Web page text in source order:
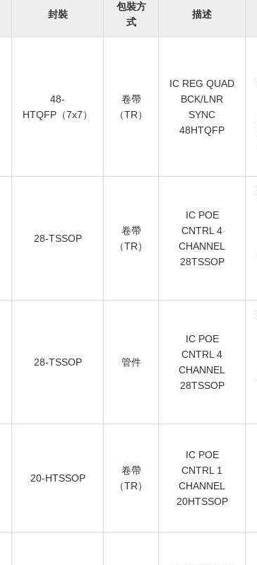
封裝
包裝方
式
描述
48-
HTQFP（7x7）
卷帶
（TR）
IC REG QUAD
BCK/LNR
SYNC
48HTQFP
28-TSSOP
卷帶
（TR）
IC POE
CNTRL 4
CHANNEL
28TSSOP
28-TSSOP 管件
IC POE
CNTRL 4
CHANNEL
28TSSOP
20-HTSSOP
卷帶
（TR）
IC POE
CNTRL 1
CHANNEL
20HTSSOP